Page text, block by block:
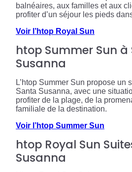
balnéaires, aux familles et aux
profiter d’un séjour les pieds
Voir l’htop Royal Sun
htop Summer Sun à
Susanna
L’htop Summer Sun propose un
Santa Susanna, avec une
profiter de la plage, de la
familiale de la destination.
Voir l’htop Summer Sun
htop Royal Sun
Susanna